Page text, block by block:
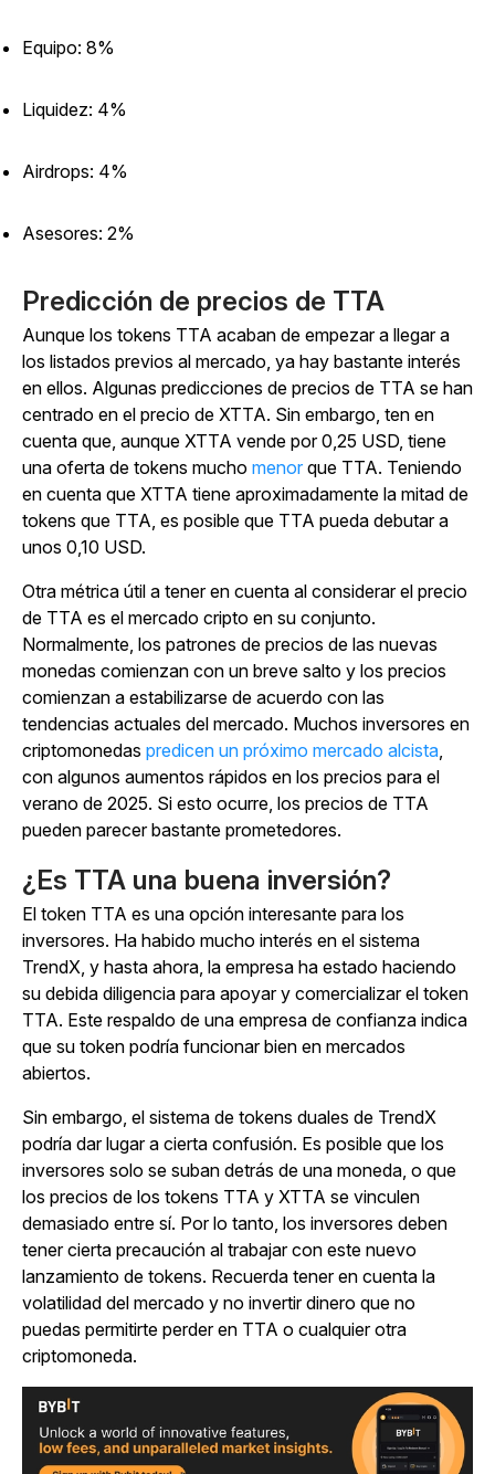
Equipo: 8%
Liquidez: 4%
Airdrops: 4%
Asesores: 2%
Predicción de precios de TTA
Aunque los tokens TTA acaban de empezar a llegar a
los listados previos al mercado, ya hay bastante interés
en ellos. Algunas predicciones de precios de TTA se han
centrado en el precio de XTTA. Sin embargo, ten en
cuenta que, aunque XTTA vende por 0,25 USD, tiene
una oferta de tokens mucho menor que TTA. Teniendo
en cuenta que XTTA tiene aproximadamente la mitad de
tokens que TTA, es posible que TTA pueda debutar a
unos 0,10 USD.
Otra métrica útil a tener en cuenta al considerar el precio
de TTA es el mercado cripto en su conjunto.
Normalmente, los patrones de precios de las nuevas
monedas comienzan con un breve salto y los precios
comienzan a estabilizarse de acuerdo con las
tendencias actuales del mercado. Muchos inversores en
criptomonedas predicen un próximo mercado alcista,
con algunos aumentos rápidos en los precios para el
verano de 2025. Si esto ocurre, los precios de TTA
pueden parecer bastante prometedores.
¿Es TTA una buena inversión?
El token TTA es una opción interesante para los
inversores. Ha habido mucho interés en el sistema
TrendX, y hasta ahora, la empresa ha estado haciendo
su debida diligencia para apoyar y comercializar el token
TTA. Este respaldo de una empresa de confianza indica
que su token podría funcionar bien en mercados
abiertos.
Sin embargo, el sistema de tokens duales de TrendX
podría dar lugar a cierta confusión. Es posible que los
inversores solo se suban detrás de una moneda, o que
los precios de los tokens TTA y XTTA se vinculen
demasiado entre sí. Por lo tanto, los inversores deben
tener cierta precaución al trabajar con este nuevo
lanzamiento de tokens. Recuerda tener en cuenta la
volatilidad del mercado y no invertir dinero que no
puedas permitirte perder en TTA o cualquier otra
criptomoneda.